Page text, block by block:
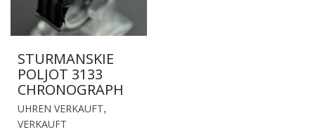
STURMANSKIE
POLJOT 3133
CHRONOGRAPH
UHREN VERKAUFT,
VERKAUFT